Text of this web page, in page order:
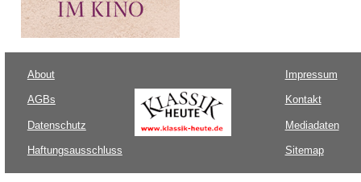
About
AGBs
Datenschutz
Haftungsausschluss
Impressum
Kontakt
Mediadaten
Sitemap